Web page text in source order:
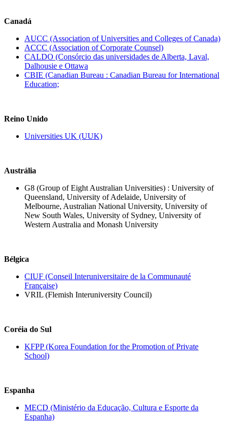
Canadá
AUCC (Association of Universities and Colleges of Canada)
ACCC (Association of Corporate Counsel)
CALDO (Consórcio das universidades de Alberta, Laval,
Dalhousie e Ottawa
CBIE (Canadian Bureau : Canadian Bureau for International
Education;
Reino Unido
Universities UK (UUK)
Austrália
G8 (Group of Eight Australian Universities) : University of
Queensland, University of Adelaide, University of
Melbourne, Australian National University, University of
New South Wales, University of Sydney, University of
Western Australia and Monash University
Bélgica
CIUF (Conseil Interuniversitaire de la Communauté
Française)
VRIL (Flemish Interuniversity Council)
Coréia do Sul
KFPP (Korea Foundation for the Promotion of Private
School)
Espanha
MECD (Ministério da Educação, Cultura e Esporte da
Espanha)